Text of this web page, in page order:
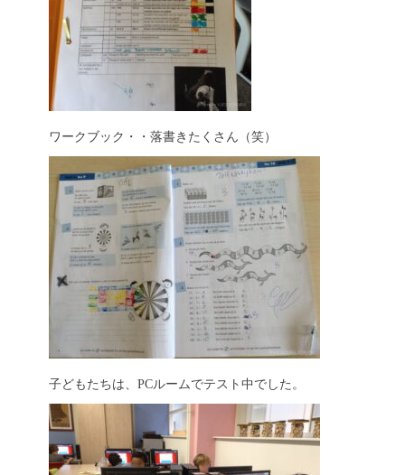
ワークブック・・落書きたくさん（笑）
子どもたちは、PCルームでテスト中でした。